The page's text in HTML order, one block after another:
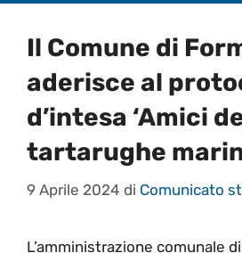
Il Comune di
aderisce al
d’intesa ‘Amici
tartarughe
9 Aprile 2024 di Comunicato
L’amministrazione comunale